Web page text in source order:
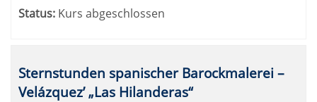
Status: Kurs abgeschlossen
Sternstunden spanischer Barockmalerei –
Velázquez’ „Las Hilanderas“